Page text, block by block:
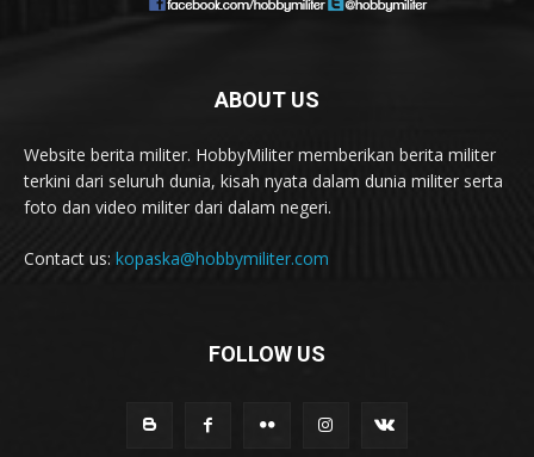
ABOUT US
Website berita militer. HobbyMiliter memberikan berita militer
terkini dari seluruh dunia, kisah nyata dalam dunia militer serta
foto dan video militer dari dalam negeri.
Contact us: kopaska@hobbymiliter.com
FOLLOW US